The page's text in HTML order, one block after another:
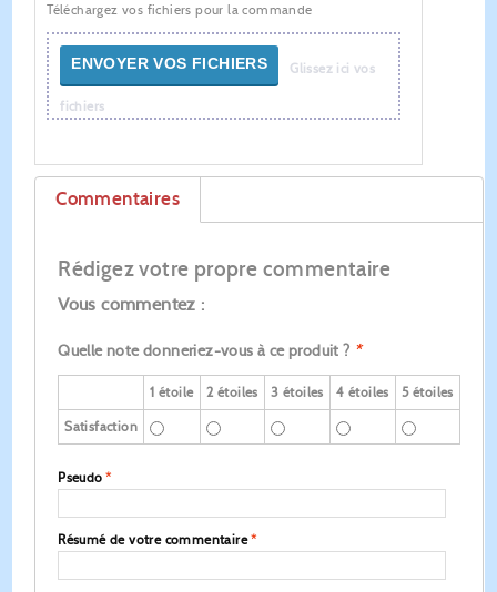
Téléchargez vos fichiers pour la commande
ENVOYER VOS FICHIERS Glissez ici vos
fichiers
Commentaires
Rédigez votre propre commentaire
Vous commentez :
Quelle note donneriez-vous à ce produit ? *
1 étoile 2 étoiles 3 étoiles 4 étoiles 5 étoiles
Satisfaction
*
Pseudo
*
Résumé de votre commentaire